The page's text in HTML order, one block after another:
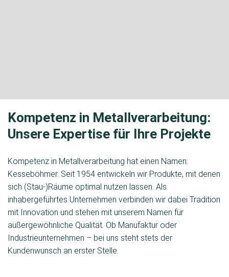
Kompetenz in Metall­verarbeitung:
Unsere Expertise für Ihre Projekte
Kompetenz in Metallverarbeitung hat einen Namen:
Kesseböhmer. Seit 1954 entwickeln wir Produkte, mit denen
sich (Stau-)Räume optimal nutzen lassen. Als
inhabergeführtes Unternehmen verbinden wir dabei Tradition
mit Innovation und stehen mit unserem Namen für
außergewöhnliche Qualität. Ob Manufaktur oder
Industrieunternehmen – bei uns steht stets der
Kundenwunsch an erster Stelle.